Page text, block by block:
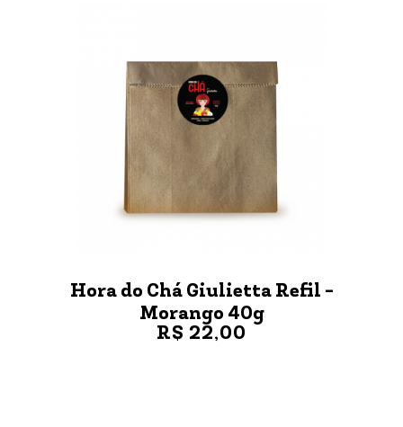
Hora do Chá Giulietta Refil -
Morango 40g
R$ 22,00